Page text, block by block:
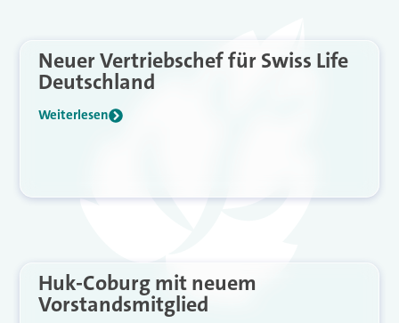
Neuer Vertriebschef für Swiss Life
Deutschland
Weiterlesen
Huk-Coburg mit neuem
Vorstandsmitglied